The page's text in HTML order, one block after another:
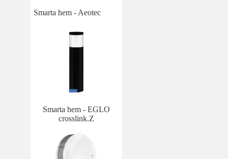
Smarta hem - Aeotec
Smarta hem - EGLO
crosslink.Z